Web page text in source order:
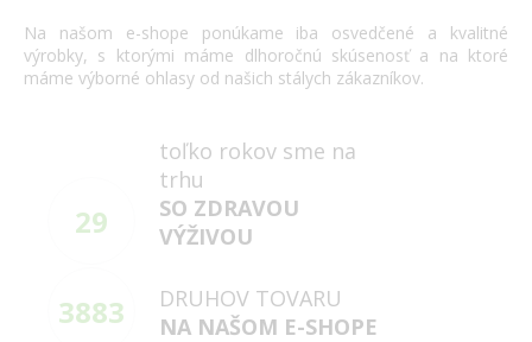
Na našom
e-shope ponúkame iba osvedčené a
kvalitné
výrobky, s ktorými máme dlhoročnú skúsenosť a na ktoré
máme výborné ohlasy od našich stálych zákazníkov.
29
toľko rokov sme na
trhu
SO ZDRAVOU
VÝŽIVOU
3883
DRUHOV TOVARU
NA NAŠOM E-SHOPE